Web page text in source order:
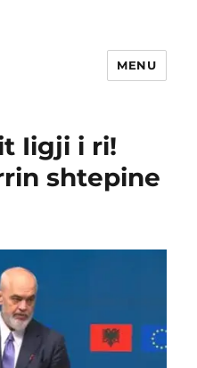
MENU
Iigji i ri!
shtepine